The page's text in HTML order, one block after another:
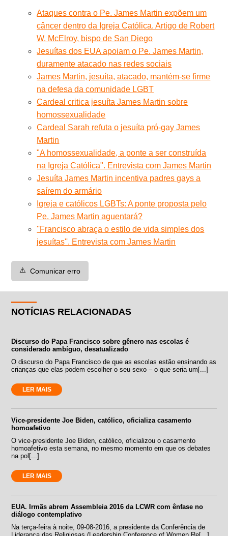
Ataques contra o Pe. James Martin expõem um
câncer dentro da Igreja Católica. Artigo de Robert
W. McElroy, bispo de San Diego
Jesuítas dos EUA apoiam o Pe. James Martin,
duramente atacado nas redes sociais
James Martin, jesuíta, atacado, mantém-se firme
na defesa da comunidade LGBT
Cardeal critica jesuíta James Martin sobre
homossexualidade
Cardeal Sarah refuta o jesuíta pró-gay James
Martin
"A homossexualidade, a ponte a ser construída
na Igreja Católica". Entrevista com James Martin
Jesuíta James Martin incentiva padres gays a
saírem do armário
Igreja e católicos LGBTs: A ponte proposta pelo
Pe. James Martin aguentará?
''Francisco abraça o estilo de vida simples dos
jesuítas''. Entrevista com James Martin
⚠️ Comunicar erro
NOTÍCIAS RELACIONADAS
Discurso do Papa Francisco sobre gênero nas escolas é
considerado ambíguo, desatualizado
O discurso do Papa Francisco de que as escolas estão ensinando as
crianças que elas podem escolher o seu sexo – o que seria um[...]
LER MAIS
Vice-presidente Joe Biden, católico, oficializa casamento
homoafetivo
O vice-presidente Joe Biden, católico, oficializou o casamento
homoafetivo esta semana, no mesmo momento em que os debates
na pol[...]
LER MAIS
EUA. Irmãs abrem Assembleia 2016 da LCWR com ênfase no
diálogo contemplativo
Na terça-feira à noite, 09-08-2016, a presidente da Conferência de